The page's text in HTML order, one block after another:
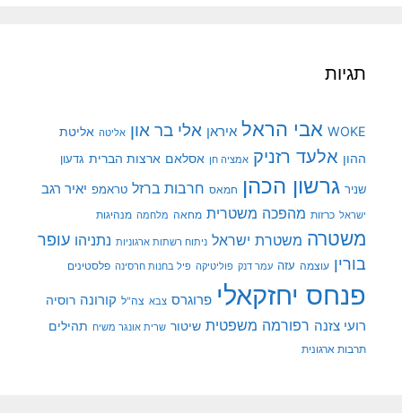
תגיות
WOKE אבי הראל איראן אלי בר און אליטה אליטת
ההון אלעד רזניק אמציה חן אסלאם ארצות הברית גדעון
שניר גרשון הכהן חמאס חרבות ברזל טראמפ יאיר רגב
ישראל כרזות מהפכה משטרית מחאה מלחמה מנהיגות
משטרה משטרת ישראל ניתוח רשתות ארגוניות נתניהו עופר
בורין עוצמה עזה עמר דנק פוליטיקה פיל בחנות חרסינה פלסטינים
פנחס יחזקאלי פרוגרס צבא צה"ל קורונה רוסיה
רועי צזנה רפורמה משפטית שיטור שרית אונגר משיח תהילים
תרבות ארגונית